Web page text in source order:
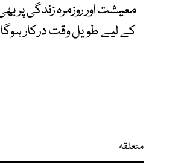
معیشت اور روزمرہ زندگی پر
کے لیے طویل وقت درکار
متعلقہ